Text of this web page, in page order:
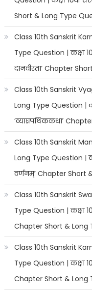
Short & Long Type
Class 10th Sanskrit
Type Question | कक्षा
दानवीरता’ Chapter
Class 10th Sanskrit
Long Type Question |
‘व्याघ्रपथिककथा’
Class 10th Sanskrit
Long Type Question |
वर्णनम्’ Chapter Short
Class 10th Sanskrit
Type Question | कक्षा
Chapter Short & Long
Class 10th Sanskrit
Type Question | कक्षा
Chapter Short & Long